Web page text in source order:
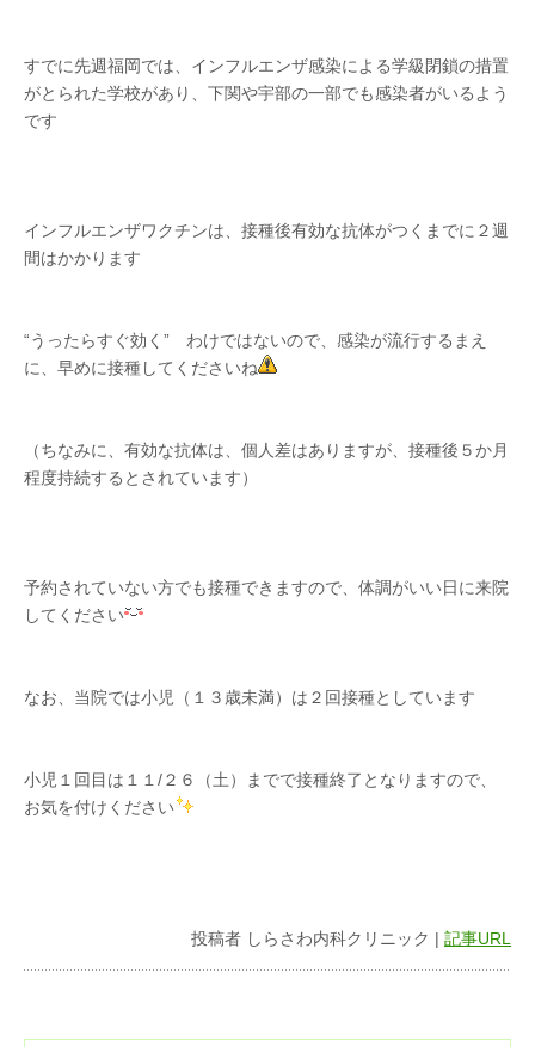
すでに先週福岡では、インフルエンザ感染による学級閉鎖の措置
がとられた学校があり、下関や宇部の一部でも感染者がいるよう
です
インフルエンザワクチンは、接種後有効な抗体がつくまでに２週
間はかかります
“うったらすぐ効く” わけではないので、感染が流行するまえ
に、早めに接種してくださいね
（ちなみに、有効な抗体は、個人差はありますが、接種後５か月
程度持続するとされています）
予約されていない方でも接種できますので、体調がいい日に来院
してください
なお、当院では小児（１３歳未満）は２回接種としています
小児１回目は１１/２６（土）までで接種終了となりますので、
お気を付けください
投稿者 しらさわ内科クリニック | 記事URL